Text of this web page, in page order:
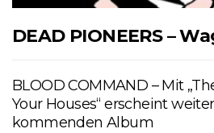
DEAD PIONEERS –
BLOOD COMMAND – Mit
Your Houses“ erscheint
kommenden Album